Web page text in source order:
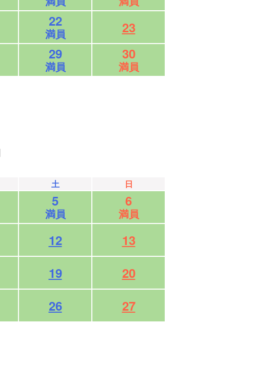
22
満員
23
29
満員
30
満員
土 日
5
満員
6
満員
12
13
19
20
26
27